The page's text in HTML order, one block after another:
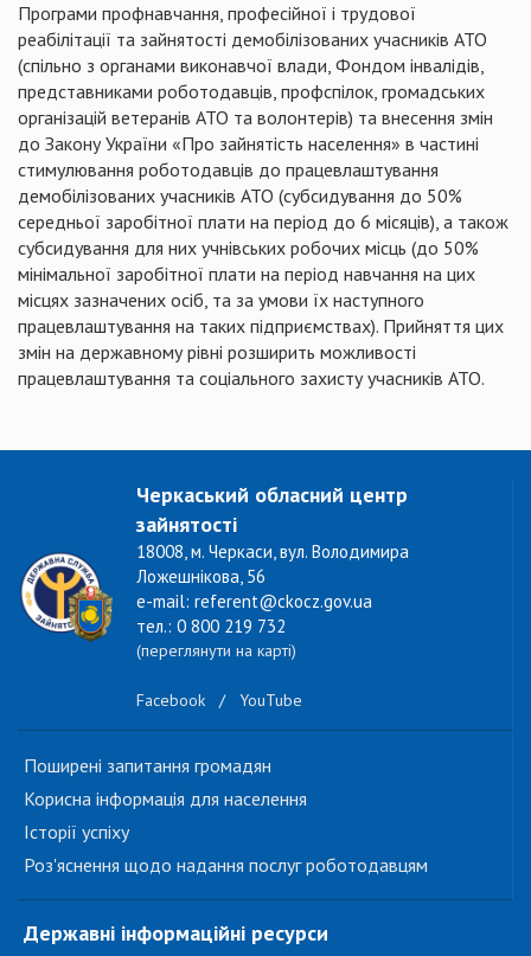
Програми профнавчання, професійної і трудової
реабілітації та зайнятості демобілізованих учасників АТО
(спільно з органами виконавчої влади, Фондом інвалідів,
представниками роботодавців, профспілок, громадських
організацій ветеранів АТО та волонтерів) та внесення змін
до Закону України «Про зайнятість населення» в частині
стимулювання роботодавців до працевлаштування
демобілізованих учасників АТО (субсидування до 50%
середньої заробітної плати на період до 6 місяців), а також
субсидування для них учнівських робочих місць (до 50%
мінімальної заробітної плати на період навчання на цих
місцях зазначених осіб, та за умови їх наступного
працевлаштування на таких підприємствах). Прийняття цих
змін на державномурівні розширить можливості
працевлаштування та соціального захистуучасників АТО.
Черкаський обласний центр
зайнятості
18008, м. Черкаси, вул. Володимира
Ложешнікова, 56
e-mail: referent@ckocz.gov.ua
тел.: 0 800 219 732
(переглянути на карті)
Facebook / YouTube
Поширені запитання громадян
Корисна інформація для населення
Історії успіху
Роз'яснення щодо надання послуг роботодавцям
Державні інформаційні ресурси